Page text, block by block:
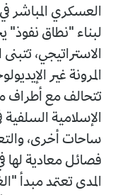
العسكري المباشر
لبناء "نطاق
الاستراتيجي،
المرونة غير
تتحالف مع أطراف
الإسلامية
ساحات أخرى،
فصائل معادية لها
المدى تعتمد مبدأ